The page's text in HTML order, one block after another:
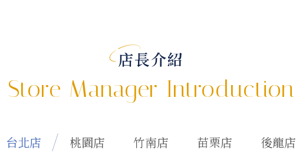
店長介紹
Store Manager Introduction
台北店 桃園店 竹南店 苗栗店 後龍店